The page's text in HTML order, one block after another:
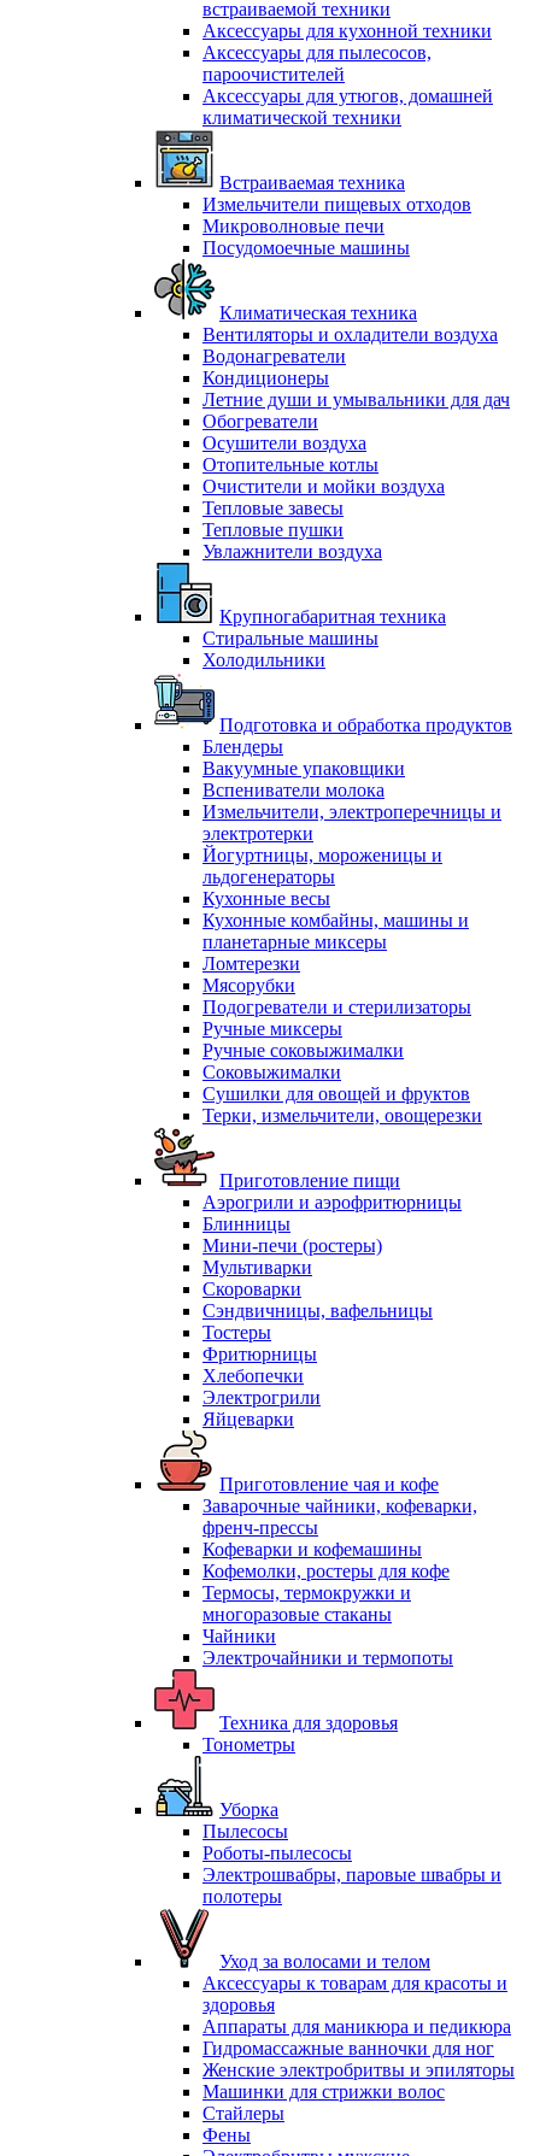
встраиваемой техники
Аксессуары для кухонной техники
Аксессуары для пылесосов,
пароочистителей
Аксессуары для утюгов, домашней
климатической техники
Встраиваемая техника
Измельчители пищевых отходов
Микроволновые печи
Посудомоечные машины
Климатическая техника
Вентиляторы и охладители воздуха
Водонагреватели
Кондиционеры
Летние души и умывальники для дач
Обогреватели
Осушители воздуха
Отопительные котлы
Очистители и мойки воздуха
Тепловые завесы
Тепловые пушки
Увлажнители воздуха
Крупногабаритная техника
Стиральные машины
Холодильники
Подготовка и обработка продуктов
Блендеры
Вакуумные упаковщики
Вспениватели молока
Измельчители, электроперечницы и
электротерки
Йогуртницы, мороженицы и
льдогенераторы
Кухонные весы
Кухонные комбайны, машины и
планетарные миксеры
Ломтерезки
Мясорубки
Подогреватели и стерилизаторы
Ручные миксеры
Ручные соковыжималки
Соковыжималки
Сушилки для овощей и фруктов
Терки, измельчители, овощерезки
Приготовление пищи
Аэрогрили и аэрофритюрницы
Блинницы
Мини-печи (ростеры)
Мультиварки
Скороварки
Сэндвичницы, вафельницы
Тостеры
Фритюрницы
Хлебопечки
Электрогрили
Яйцеварки
Приготовление чая и кофе
Заварочные чайники, кофеварки,
френч-прессы
Кофеварки и кофемашины
Кофемолки, ростеры для кофе
Термосы, термокружки и
многоразовые стаканы
Чайники
Электрочайники и термопоты
Техника для здоровья
Тонометры
Уборка
Пылесосы
Роботы-пылесосы
Электрошвабры, паровые швабры и
полотеры
Уход за волосами и телом
Аксессуары к товарам для красоты и
здоровья
Аппараты для маникюра и педикюра
Гидромассажные ванночки для ног
Женские электробритвы и эпиляторы
Машинки для стрижки волос
Стайлеры
Фены